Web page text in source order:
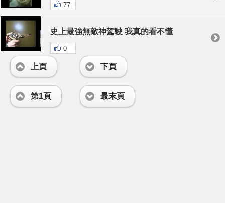
77
史上最強無敵神駕駛 我真的看不懂
0
上頁 下頁
第1頁 最末頁